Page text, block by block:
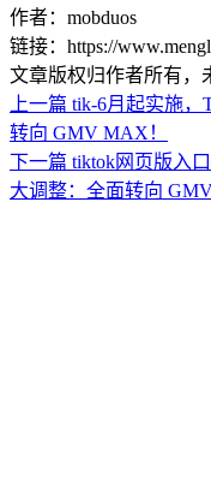
作者：mobduos
链接：https://
文章版权归作者所有，
上一篇 tik-6月起实施，
转向 GMV MAX！
下一篇 tiktok网页版入
大调整：全面转向